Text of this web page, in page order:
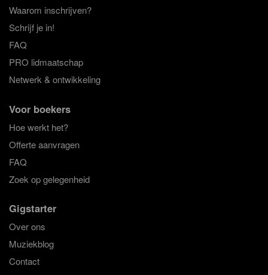
Waarom inschrijven?
Schrijf je in!
FAQ
PRO lidmaatschap
Netwerk & ontwikkeling
Voor boekers
Hoe werkt het?
Offerte aanvragen
FAQ
Zoek op gelegenheid
Gigstarter
Over ons
Muziekblog
Contact